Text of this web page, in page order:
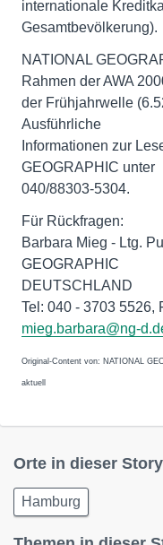
internationale
Gesamtbevölkerung).
NATIONAL
Rahmen der AWA
der Frühjahrwelle
Ausführliche
Informationen zur
GEOGRAPHIC unter
040/88303-5304.
Für Rückfragen:
Barbara Mieg - Ltg.
GEOGRAPHIC
DEUTSCHLAND
Tel: 040 - 3703 5526,
mieg.barbara@ng-
Original-Content von: NATIONAL
aktuell
Orte in dieser Story
Hamburg